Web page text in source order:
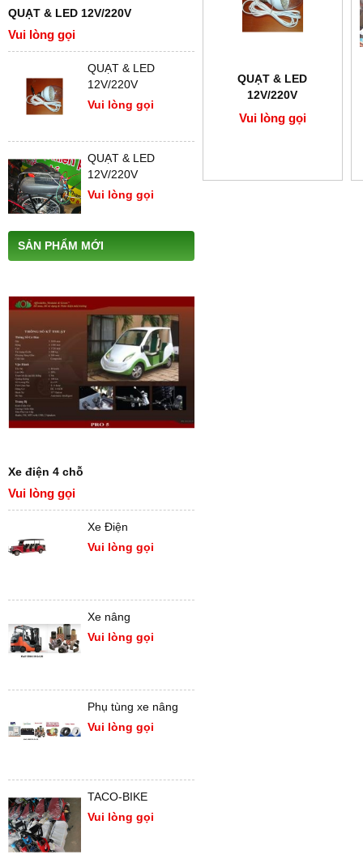
QUẠT & LED 12V/220V
Vui lòng gọi
QUẠT & LED
12V/220V
Vui lòng gọi
QUẠT & LED
12V/220V
Vui lòng gọi
SẢN PHẨM MỚI
Xe điện 4 chỗ
Vui lòng gọi
Xe Điện
Vui lòng gọi
Xe nâng
Vui lòng gọi
Phụ tùng xe nâng
Vui lòng gọi
TACO-BIKE
Vui lòng gọi
QUẠT & LED
12V/220V
Vui lòng gọi